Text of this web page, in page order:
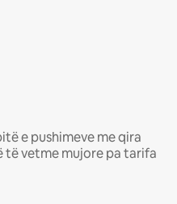
e pushimeve me qira
të vetme mujore pa tarifa